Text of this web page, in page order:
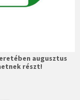
augusztus
részt!